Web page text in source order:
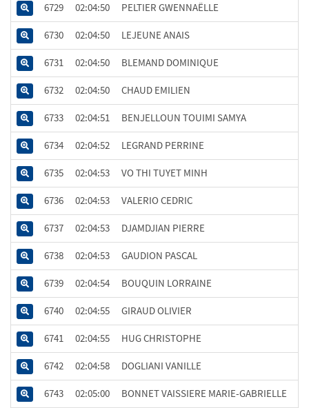
6729 02:04:50 PELTIER GWENNAËLLE
6730 02:04:50 LEJEUNE ANAIS
6731 02:04:50 BLEMAND DOMINIQUE
6732 02:04:50 CHAUD EMILIEN
6733 02:04:51 BENJELLOUN TOUIMI SAMYA
6734 02:04:52 LEGRAND PERRINE
6735 02:04:53 VO THI TUYET MINH
6736 02:04:53 VALERIO CEDRIC
6737 02:04:53 DJAMDJIAN PIERRE
6738 02:04:53 GAUDION PASCAL
6739 02:04:54 BOUQUIN LORRAINE
6740 02:04:55 GIRAUD OLIVIER
6741 02:04:55 HUG CHRISTOPHE
6742 02:04:58 DOGLIANI VANILLE
6743 02:05:00 BONNET VAISSIERE MARIE-GABRIELLE